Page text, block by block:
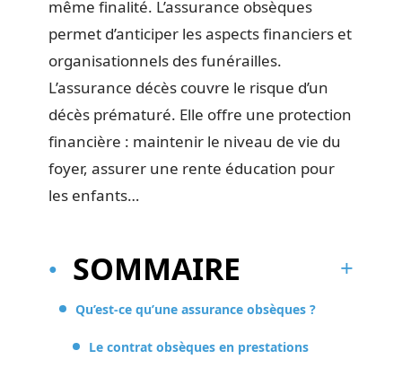
même finalité. L’assurance obsèques
permet d’anticiper les aspects financiers et
organisationnels des funérailles.
L’assurance décès couvre le risque d’un
décès prématuré. Elle offre une protection
financière : maintenir le niveau de vie du
foyer, assurer une rente éducation pour
les enfants…
SOMMAIRE
Qu’est-ce qu’une assurance obsèques ?
Le contrat obsèques en prestations